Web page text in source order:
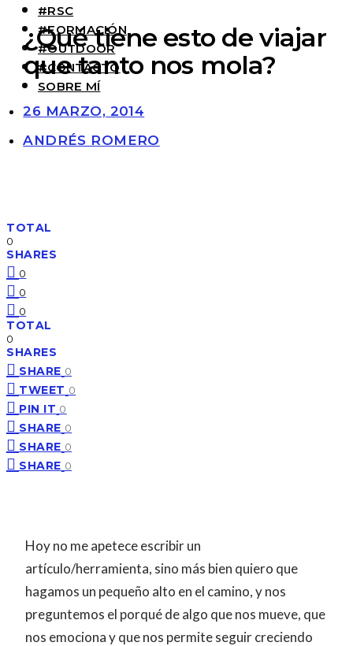
#RSC
#FORMACIÓN
#OUTDOOR
#CONTACTO
SOBRE MÍ
¿Qué tiene esto de viajar
que tanto nos mola?
26 MARZO, 2014
ANDRÉS ROMERO
TOTAL
0
SHARES
0
0
0
TOTAL
0
SHARES
SHARE 0
TWEET 0
PIN IT 0
SHARE 0
SHARE 0
SHARE 0
Hoy no me apetece escribir un
artículo/herramienta, sino más bien quiero que
hagamos un pequeño alto en el camino, y nos
preguntemos el porqué de algo que nos mueve, que
nos emociona y que nos permite seguir creciendo